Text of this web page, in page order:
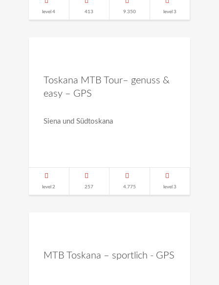
level 4 413 9.350 level 3
Toskana MTB Tour– genuss &
easy – GPS
Siena und Südtoskana
level 2 257 4.775 level 3
MTB Toskana – sportlich - GPS